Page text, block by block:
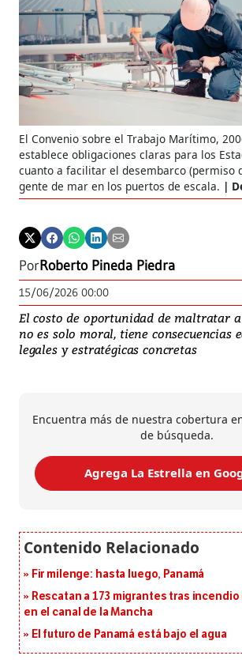
El Convenio sobre el Trabajo Marítimo,
establece obligaciones claras para los
cuanto a facilitar el desembarco (permiso
gente de mar en los puertos de escala.
PorRoberto Pineda Piedra
15/06/2026 00:00
El costo de oportunidad de maltratar
no es solo moral, tiene consecuencias
legales y estratégicas concretas
Encuentra más de nuestra cobertura
de búsqueda.
Agrega La Estrella en
Fir milenge: hasta luego, Panamá
Rescatan a 173 migrantes tras
en el canal de la Mancha
El futuro de Panamá está bajo el agua